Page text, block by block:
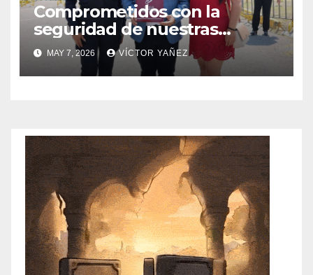
Comprometidos con la
seguridad de nuestras
familias.
MAY 7, 2026 VÍCTOR YAÑEZ